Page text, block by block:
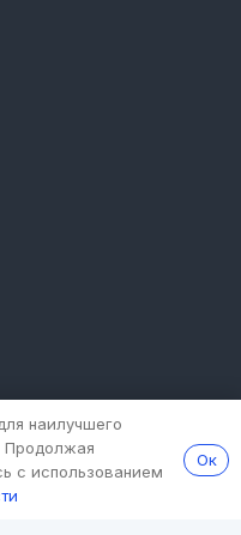
наилучшего
Продолжая
с использованием
Ок